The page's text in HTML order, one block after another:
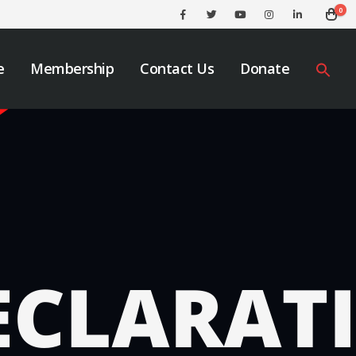
0
Membership Contact Us Donate